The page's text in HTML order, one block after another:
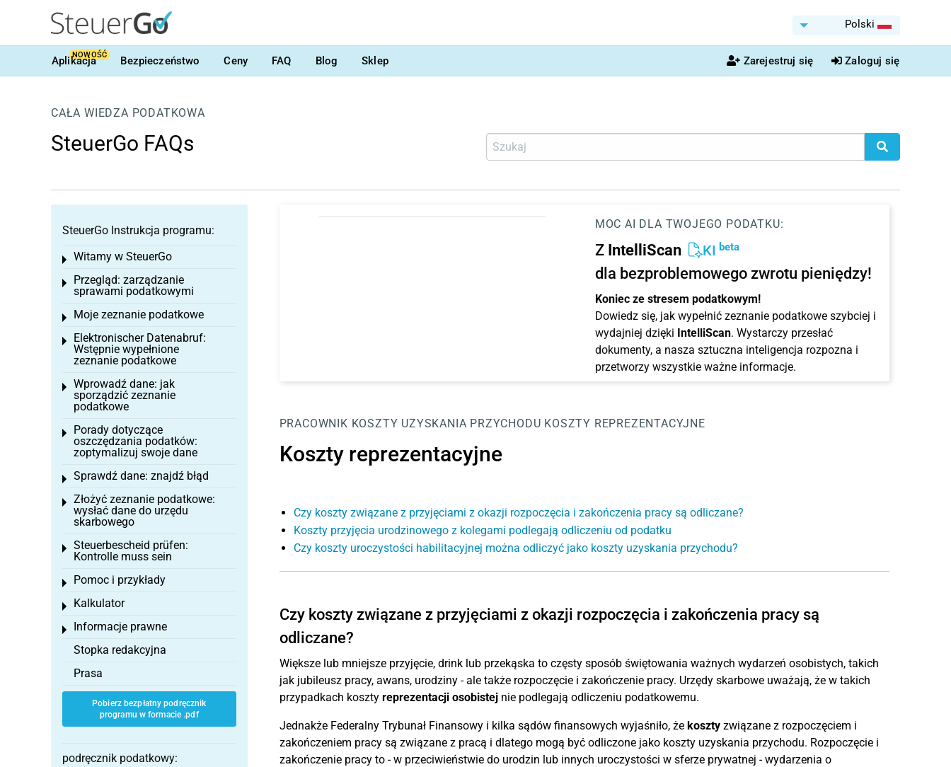
Polski
Aplikacja
NOWOŚĆ Bezpieczeństwo Ceny FAQ Blog Sklep Zarejestruj się Zaloguj się
CAŁA WIEDZA PODATKOWA
SteuerGo FAQs
MOC AI DLA TWOJEGO PODATKU:
Z IntelliScan KI beta
dla bezproblemowego zwrotu pieniędzy!
Koniec ze stresem podatkowym!
Dowiedz się, jak wypełnić zeznanie podatkowe szybciej i
wydajniej dzięki IntelliScan. Wystarczy przesłać
dokumenty, a nasza sztuczna inteligencja rozpozna i
przetworzy wszystkie ważne informacje.
PRACOWNIK KOSZTY UZYSKANIA PRZYCHODU KOSZTY REPREZENTACYJNE
Koszty reprezentacyjne
Czy koszty związane z przyjęciami z okazji rozpoczęcia i zakończenia pracy są odliczane?
Koszty przyjęcia urodzinowego z kolegami podlegają odliczeniu od podatku
Czy koszty uroczystości habilitacyjnej można odliczyć jako koszty uzyskania przychodu?
Czy koszty związane z przyjęciami z okazji rozpoczęcia i zakończenia pracy są
odliczane?
Większe lub mniejsze przyjęcie, drink lub przekąska to częsty sposób świętowania ważnych wydarzeń osobistych, takich
jak jubileusz pracy, awans, urodziny - ale także rozpoczęcie i zakończenie pracy. Urzędy skarbowe uważają, że w takich
przypadkach koszty reprezentacji osobistejnie podlegają odliczeniu podatkowemu.
Jednakże Federalny Trybunał Finansowy i kilka sądów finansowych wyjaśniło, że kosztyzwiązane z rozpoczęciem i
zakończeniem pracy są związane z pracą i dlatego mogą być odliczone jako koszty uzyskania przychodu. Rozpoczęcie i
zakończenie pracy to - w przeciwieństwie do urodzin lub innych uroczystości w sferze prywatnej - wydarzenia o
SteuerGo Instrukcja programu:
Witamy w SteuerGo
Toggle menu
Przegląd: zarządzanie
sprawami podatkowymi
Toggle menu
Moje zeznanie podatkowe
Toggle menu
Elektronischer Datenabruf:
Wstępnie wypełnione
zeznanie podatkowe
Toggle menu
Wprowadź dane: jak
sporządzić zeznanie
podatkowe
Toggle menu
Porady dotyczące
oszczędzania podatków:
zoptymalizuj swoje dane
Toggle menu
Sprawdź dane: znajdź błąd
Toggle menu
Złożyć zeznanie podatkowe:
wysłać dane do urzędu
skarbowego
Toggle menu
Steuerbescheid prüfen:
Kontrolle muss sein
Toggle menu
Pomoc i przykłady
Toggle menu
Kalkulator
Toggle menu
Informacje prawne
Toggle menu
Stopka redakcyjna
Prasa
Pobierz bezpłatny podręcznik
programu w formacie .pdf
podręcznik podatkowy: